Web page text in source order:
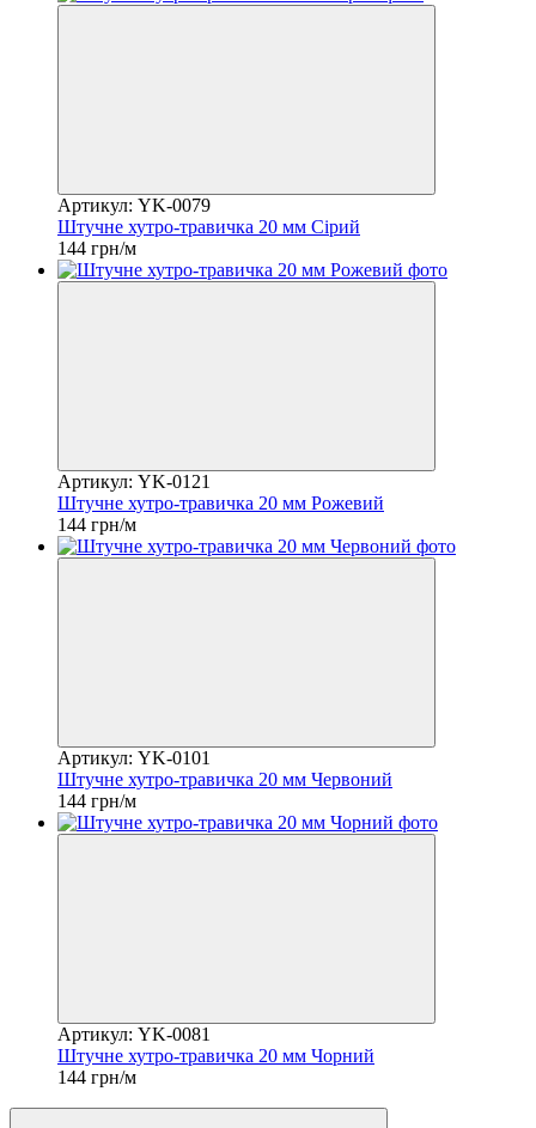
Артикул: YK-0079
Штучне хутро-травичка 20 мм Сірий
144 грн/м
Артикул: YK-0121
Штучне хутро-травичка 20 мм Рожевий
144 грн/м
Артикул: YK-0101
Штучне хутро-травичка 20 мм Червоний
144 грн/м
Артикул: YK-0081
Штучне хутро-травичка 20 мм Чорний
144 грн/м